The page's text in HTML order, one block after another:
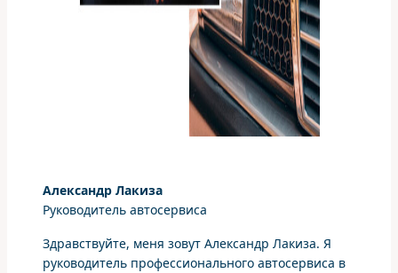
Александр Лакиза
Руководитель автосервиса
Здравствуйте, меня зовут Александр Лакиза. Я
руководитель профессионального автосервиса в